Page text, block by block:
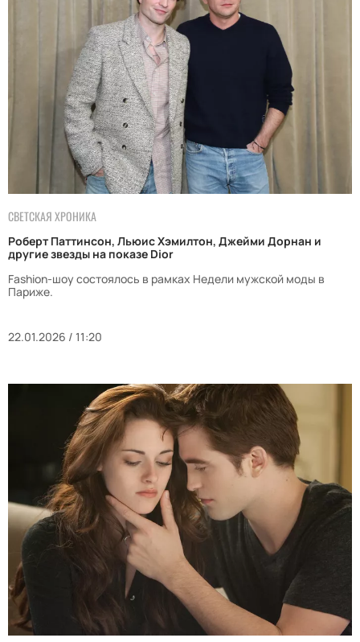
СВЕТСКАЯ ХРОНИКА
Роберт Паттинсон, Льюис Хэмилтон, Джейми Дорнан и
другие звезды на показе Dior
Fashion-шоу состоялось в рамках Недели мужской моды в
Париже.
22.01.2026 / 11:20